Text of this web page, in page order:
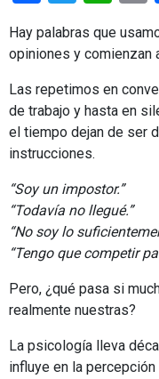
Hay palabras que
opiniones y comienzan
Las repetimos en
de trabajo y hasta en
el tiempo dejan de ser
instrucciones.
“Soy un impostor.”
“Todavía no llegué.”
“No soy lo
“Tengo que competir
Pero, ¿qué pasa si
realmente nuestras?
La psicología lleva
influye en la